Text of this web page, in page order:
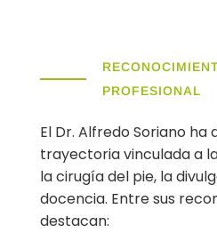
PROFESIONAL
El Dr. Alfredo Soriano ha
trayectoria vinculada a
la cirugía del pie, la
docencia. Entre sus
destacan: